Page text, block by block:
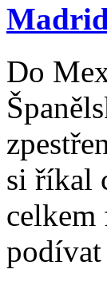
Do
si říkal
celkem